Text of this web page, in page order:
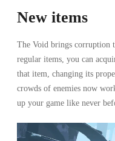
New items
The Void brings corruption
regular items, you can
that item, changing its
crowds of enemies now
up your game like never